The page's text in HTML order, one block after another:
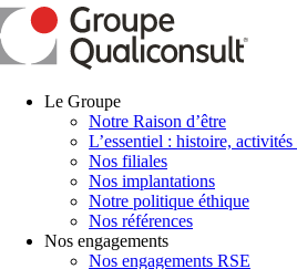
Le Groupe
Notre Raison d’être
L’essentiel : histoire,
Nos filiales
Nos implantations
Notre politique éthique
Nos références
Nos engagements
Nos engagements RSE